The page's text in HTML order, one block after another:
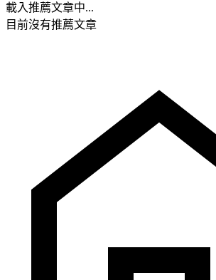
載入推薦文章中...
目前沒有推薦文章